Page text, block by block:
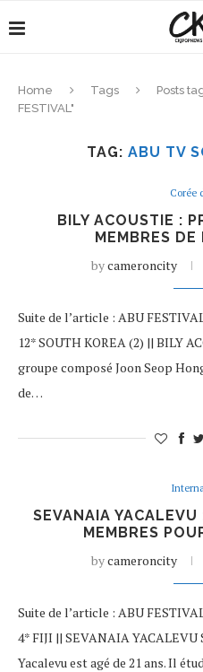
Home Tags
Posts
FESTIVAL"
TAG: ABU TV
Corée
BILY ACOUSTIE :
MEMBRES
bycameroncity
Suite de l’article : ABU
12* SOUTH KOREA (2) || BILY
groupe composé Joon Seop
de…
SEVANAIA
MEMBRES
bycameroncity
Suite de l’article : ABU
4* FIJI || SEVANAIA
Yacalevu est agé de 21 ans. Il